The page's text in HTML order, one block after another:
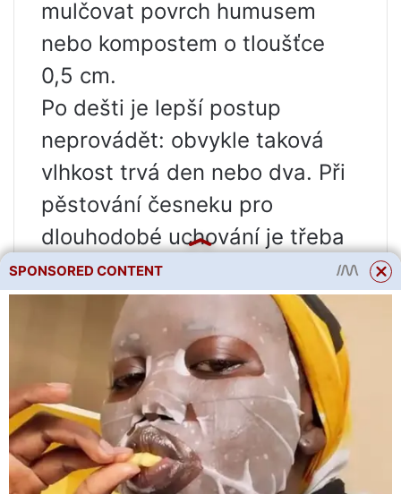
mulčovat povrch humusem
nebo kompostem o tloušťce
0,5 cm.
Po dešti je lepší postup
neprovádět: obvykle taková
vlhkost trvá den nebo dva. Při
pěstování česneku pro
dlouhodobé uchování je třeba
zalévat méně často, zejména v
období, kdy jeho hlavy aktivně
rostou. V tomto případě mohou
být žárovky menší, ale budou
uloženy co nejdéle. Při častém
zavlažování může být velikost
hlav několikrát větší, ale
SPONSORED CONTENT